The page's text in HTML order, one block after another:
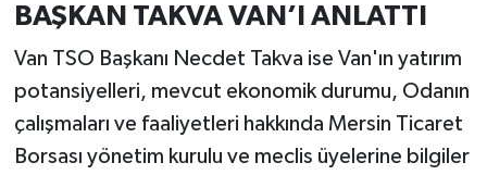
BAŞKAN TAKVA VAN’I ANLATTI
Van TSO Başkanı Necdet Takva ise Van'ın yatırım
potansiyelleri, mevcut ekonomik durumu, Odanın
çalışmaları ve faaliyetleri hakkında Mersin Ticaret
Borsası yönetim kurulu ve meclis üyelerine bilgiler